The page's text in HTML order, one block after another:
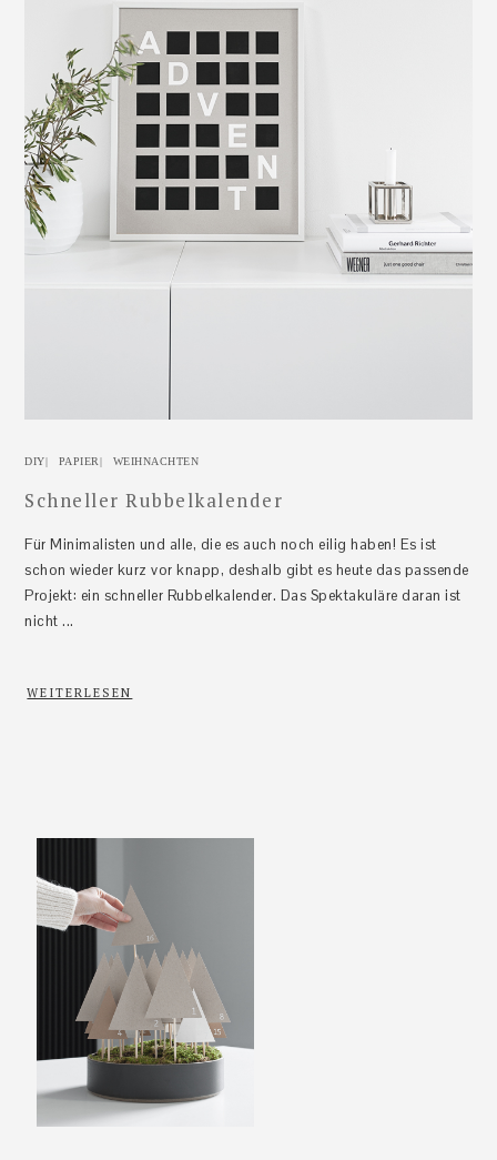
DIY| PAPIER| WEIHNACHTEN
Schneller Rubbelkalender
Für Minimalisten und alle, die es auch noch eilig haben! Es ist
schon wieder kurz vor knapp, deshalb gibt es heute das passende
Projekt: ein schneller Rubbelkalender. Das Spektakuläre daran ist
nicht ...
WEITERLESEN